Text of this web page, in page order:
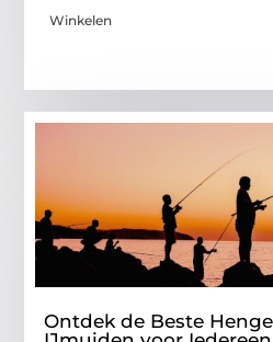
Winkelen
Ontdek de Beste